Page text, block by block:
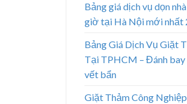
Bảng giá dịch vụ dọn
giờ tại Hà Nội mới nhất
Bảng Giá Dịch Vụ Giặt
Tại TPHCM – Đánh bay
vết bẩn
Giặt Thảm Công